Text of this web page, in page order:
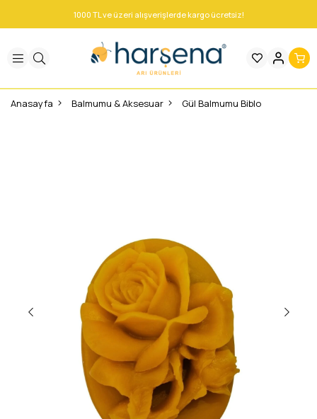
1000 TL ve üzeri alışverişlerde kargo ücretsiz!
Anasayfa Balmumu & Aksesuar Gül Balmumu Biblo